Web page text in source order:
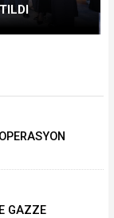
GAZZE